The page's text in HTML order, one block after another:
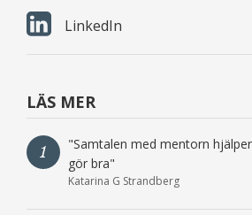
LinkedIn
LÄS MER
1
"Samtalen med mentorn
gör bra"
Katarina G Strandberg